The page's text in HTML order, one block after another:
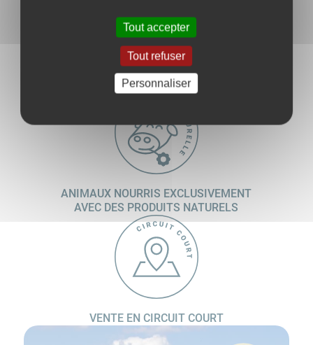
EN SAVOIR PLUS
ANIMAUX NOURRIS EXCLUSIVEMENT
AVEC DES PRODUITS NATURELS
VENTE EN CIRCUIT COURT
Tout accepter
Tout refuser
Personnaliser